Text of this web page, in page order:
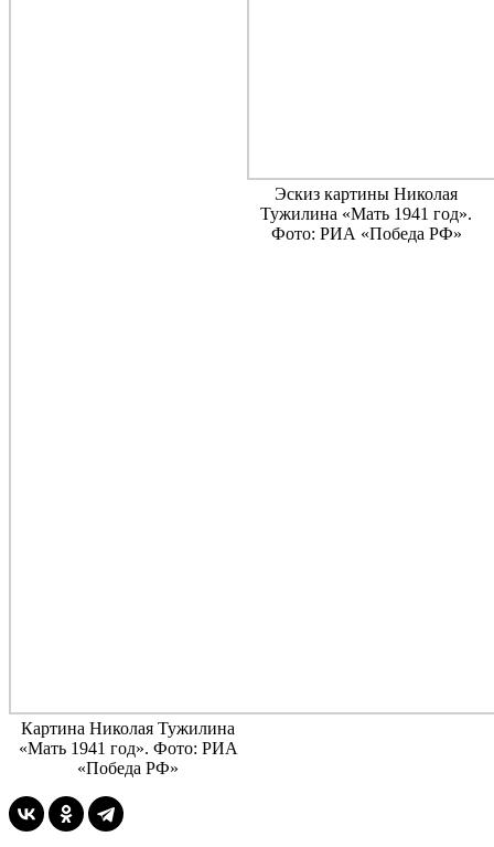
Картина Николая Тужилина
«Мать 1941 год». Фото: РИА
«Победа РФ»
Эскиз картины Николая
Тужилина «Мать 1941 год».
Фото: РИА «Победа РФ»